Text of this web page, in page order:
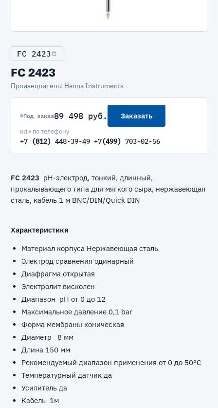
FC 2423
FC 2423
Производитель: Hanna Instruments
Под заказ89 498 руб. Заказать
или по телефону
+7 (812) 448-39-49 +7(499) 703-02-56
FC 2423 pH-электрод, тонкий, длинный,
прокалывающего типа для мягкого сыра, нержавеющая
сталь, кабель 1 м BNC/DIN/Quick DIN
Характеристики
Материал корпуса Нержавеющая сталь
Электрод сравнения одинарный
Диафрагма открытая
Электролит висколен
Диапазон pH от 0 дo 12
Максимальное давление 0,1 bar
Форма мембраны коническая
Диаметр 8 мм
Длина 150 мм
Рекомендуемый диапазон применения от 0 дo 50°C
Температурный датчик да
Усилитель да
Кабель 1м